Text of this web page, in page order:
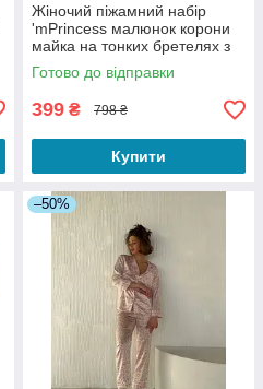
Жіночий піжамний набір
'mPrincess малюнок корони
майка на тонких бретелях з
шортиками в комплекті
чорний S
Готово до відправки
399 ₴ 798 ₴
Купити
–50%